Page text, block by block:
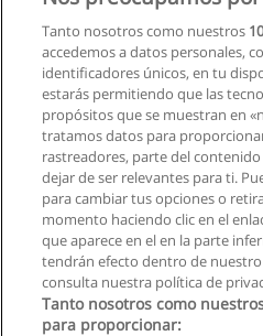
Solicita
Curso de Auxiliar Técnico
Básica
CETEC - Centro Tecnológico de
Solicita
Tanto nosotros como nuestros
accedemos a datos personales,
identificadores únicos, en tu
estarás permitiendo que las
propósitos que se muestran en
tratamos datos para
rastreadores, parte del
dejar de ser relevantes para ti.
para cambiar tus opciones o
momento haciendo clic en el
que aparece en el en la parte
tendrán efecto dentro de nuestro
consulta nuestra política de
Tanto nosotros como
para proporcionar: